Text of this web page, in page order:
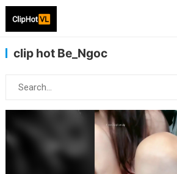
clip hot Be_Ngoc